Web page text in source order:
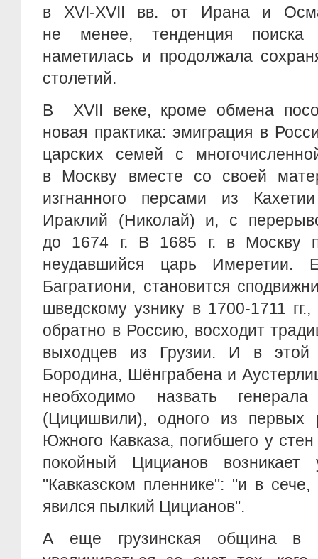
в XVI-XVII вв. от Ирана и
не менее, тенденция
наметилась и продолжала
столетий.
В XVII веке, кроме обмена
новая практика: эмиграция в
царских семей с
в Москву вместе со своей
изгнанного персами из
Ираклий (Николай) и, с
до 1674 г. В 1685 г. в Москву
неудавшийся царь Имеретии.
Багратиони, становится
шведскому узнику в 1700-1711
обратно в Россию, восходит
выходцев из Грузии. И в этой
Бородина, Шёнграбена и
необходимо назвать
(Цицишвили), одного из первых
Южного Кавказа, погибшего у
покойный Цицианов
"Кавказском пленнике": "и в
явился пылкий Цицианов".
А еще грузинская община в